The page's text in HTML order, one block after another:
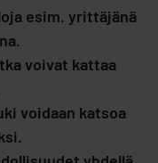
esim. yrittäjänä
voivat kattaa
voidaan katsoa